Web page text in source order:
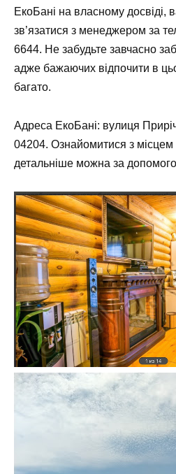
ЕкоБані на власному досвіді,
зв’язатися з менеджером за
6644. Не забудьте завчасно
адже бажаючих відпочити в
багато.
Адреса ЕкоБані: вулиця
04204. Ознайомитися з
детальніше можна за